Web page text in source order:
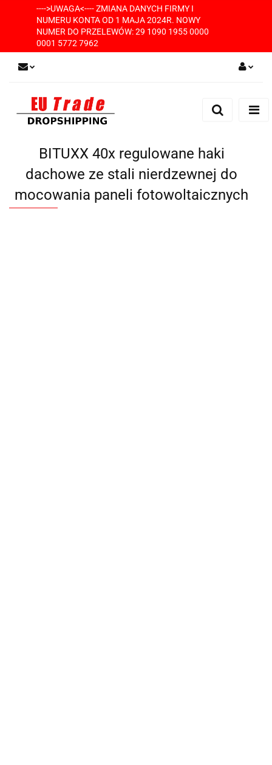
---->UWAGA<---- ZMIANA DANYCH FIRMY I
NUMERU KONTA OD 1 MAJA 2024R. NOWY
NUMER DO PRZELEWÓW: 29 1090 1955 0000
0001 5772 7962
Zarejestruj się
BITUXX 40x regulowane haki
dachowe ze stali nierdzewnej do
mocowania paneli fotowoltaicznych